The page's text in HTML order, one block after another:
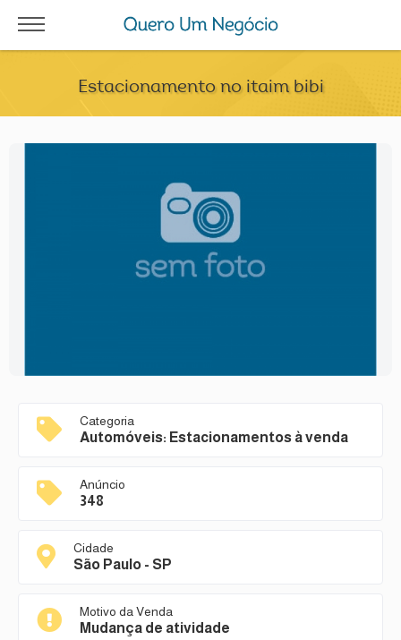
Estacionamento no itaim bibi
Categoria
Automóveis: Estacionamentos à venda
Anúncio
348
Cidade
São Paulo - SP
Motivo da Venda
Mudança de atividade